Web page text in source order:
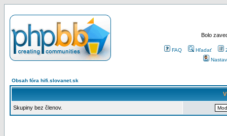
Bolo
FAQ Hľadať
Obsah fóra hifi.slovanet.sk
Skupiny bez členov.